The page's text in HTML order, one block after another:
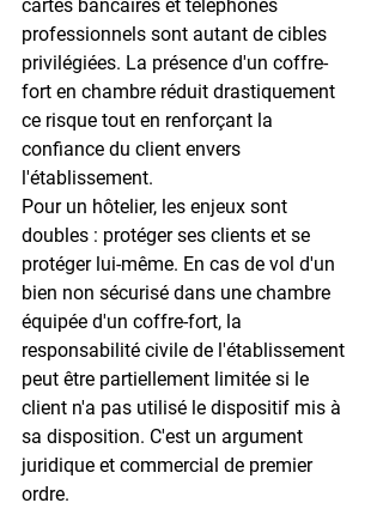
cartes bancaires et téléphones
professionnels sont autant de cibles
privilégiées. La présence d'un coffre-
fort en chambre réduit drastiquement
ce risque tout en renforçant la
confiance du client envers
l'établissement.
Pour un hôtelier, les enjeux sont
doubles : protéger ses clients et se
protéger lui-même. En cas de vol d'un
bien non sécurisé dans une chambre
équipée d'un coffre-fort, la
responsabilité civile de l'établissement
peut être partiellement limitée si le
client n'a pas utilisé le dispositif mis à
sa disposition. C'est un argument
juridique et commercial de premier
ordre.